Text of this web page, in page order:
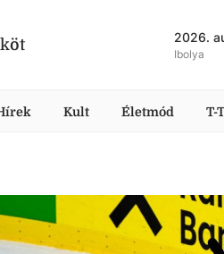
2026.
Ibolya
Kult Életmód T-